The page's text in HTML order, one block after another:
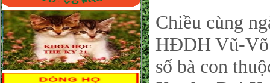
Chiều cùng
HĐDH Vũ-Võ
số bà con